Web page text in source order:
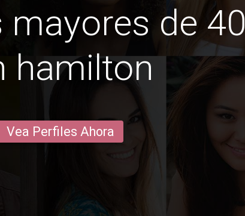
de 40
hamilton
Vea Perfiles Ahora